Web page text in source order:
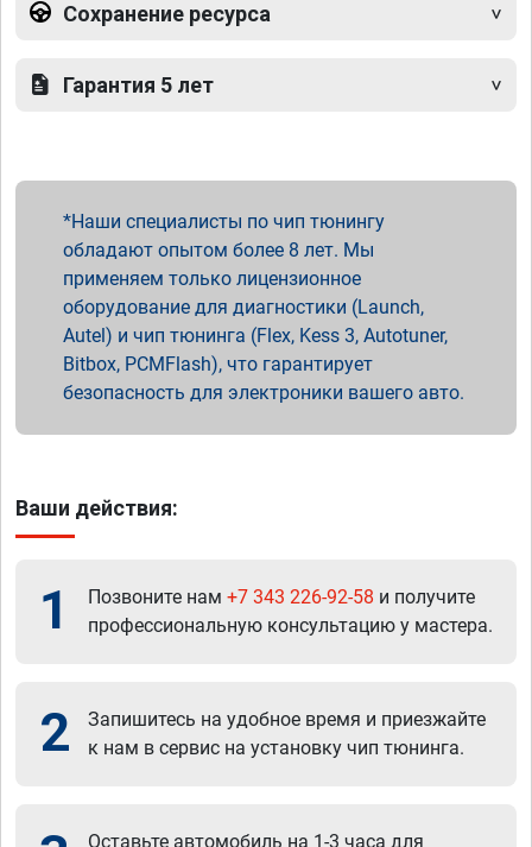
Сохранение ресурса
Гарантия 5 лет
Наши специалисты по чип тюнингу
обладают опытом более 8 лет. Мы
применяем только лицензионное
оборудование для диагностики (Launch,
Autel) и чип тюнинга (Flex, Kess 3, Autotuner,
Bitbox, PCMFlash), что гарантирует
безопасность для электроники вашего авто.
Ваши действия:
1 Позвоните нам +7 343 226-92-58 и получите
профессиональную консультацию у мастера.
2
Запишитесь на удобное время и приезжайте
к нам в сервис на установку чип тюнинга.
Оставьте автомобиль на 1-3 часа для